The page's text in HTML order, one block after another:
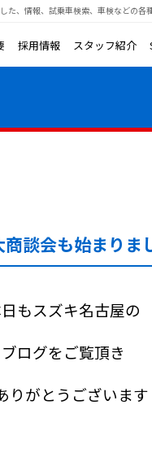
た、情報、試乗車検索、車検などの各
採用情報 スタッフ紹介
談会も始まりま
もスズキ名古屋の
ブログをご覧頂き
りがとうございま